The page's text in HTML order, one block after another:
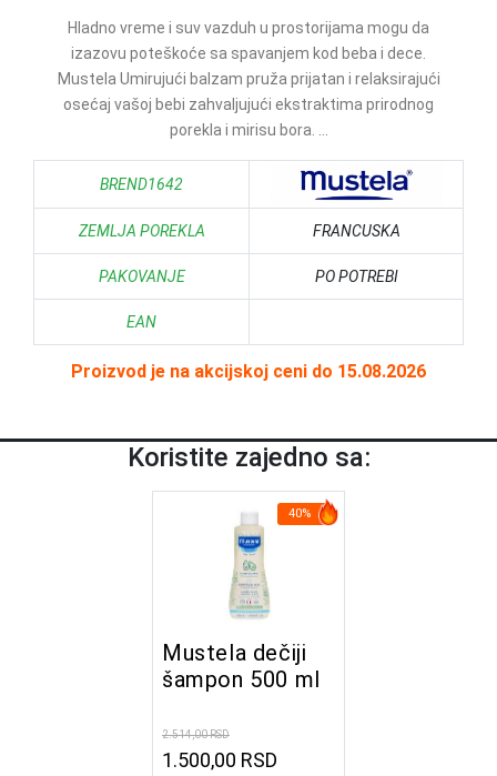
Hladno vreme i suv vazduh u prostorijama mogu da
izazovu poteškoće sa spavanjem kod beba i dece.
Mustela Umirujući balzam pruža prijatan i relaksirajući
osećaj vašoj bebi zahvaljujući ekstraktima prirodnog
porekla i mirisu bora. ...
BREND1642
ZEMLJA POREKLA FRANCUSKA
PAKOVANJE PO POTREBI
EAN
Proizvod je na akcijskoj ceni do 15.08.2026
Koristite zajedno sa:
40%
Mustela dečiji
šampon 500 ml
2.514,00 RSD
1.500,00 RSD